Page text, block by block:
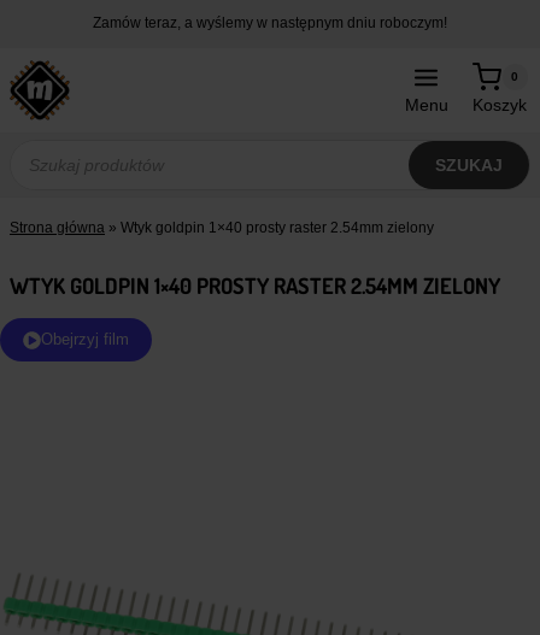
treści
Zamów teraz, a wyślemy w następnym dniu roboczym!
Menu Koszyk
0
produktów
SZUKAJ
Strona główna » Wtyk goldpin 1×40 prosty raster 2.54mm zielony
WTYK GOLDPIN 1×40 PROSTY RASTER 2.54MM ZIELONY
Obejrzyj film